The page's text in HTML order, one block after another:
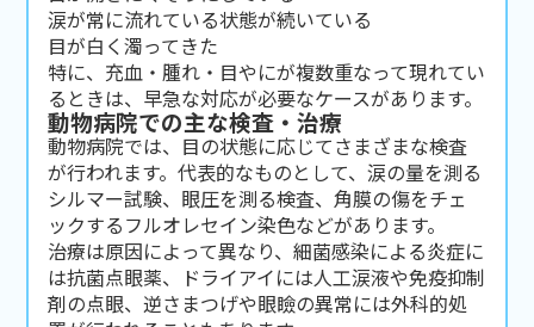
涙が常に流れている状態が続いている
目が白く濁ってきた
特に、充血・腫れ・目やにが複数重なって現れてい
るときは、早急な対応が必要なケースがあります。
動物病院での主な検査・治療
動物病院では、目の状態に応じてさまざまな検査
が行われます。代表的なものとして、涙の量を測る
シルマー試験、眼圧を測る検査、角膜の傷をチェ
ックするフルオレセイン染色などがあります。
治療は原因によって異なり、細菌感染による炎症に
は抗菌点眼薬、ドライアイには人工涙液や免疫抑制
剤の点眼、逆さまつげや眼瞼の異常には外科的処